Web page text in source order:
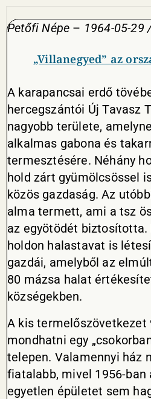
Petőfi Népe – 1964-05-29
„Villanegyed” az
A karapancsai erdő
hercegszántói Új Tavasz
nagyobb területe,
alkalmas gabona és
termesztésére. Néhány
hold zárt gyümölcsössel
közös gazdaság. Az
alma termett, ami a tsz
az egyötödét
holdon halastavat is
gazdái, amelyből az
80 mázsa halat
községekben.
A kis termelőszövetkezet
mondhatni egy
telepen. Valamennyi ház
fiatalabb, mivel 1956-ban
egyetlen épületet sem